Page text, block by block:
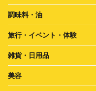
調味料・油
旅行・イベント・体験
雑貨・日用品
美容